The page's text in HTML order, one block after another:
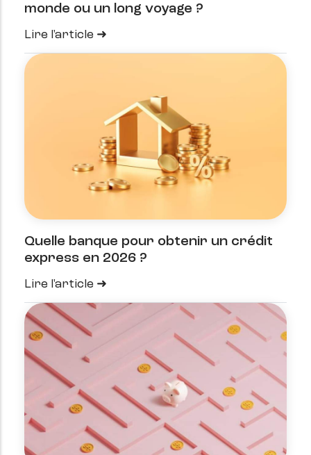
monde ou un long voyage ?
Lire l'article
Quelle banque pour obtenir un crédit
express en 2026 ?
Lire l'article